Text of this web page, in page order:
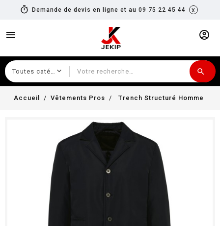
timer Demande de devis en ligne et au 09 75 22 45 44 x
menu account_circle
search
Accueil Vêtements Pros Trench Structuré Homme